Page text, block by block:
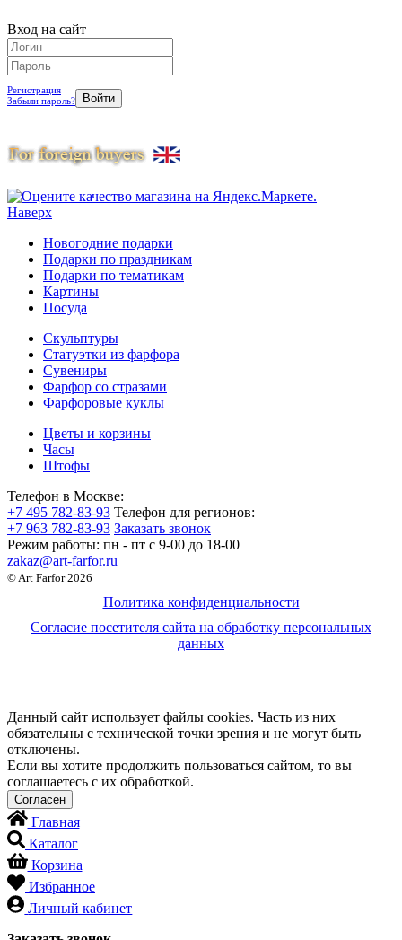
Вход на сайт
Регистрация
Забыли пароль?
Наверх
Новогодние подарки
Подарки по праздникам
Подарки по тематикам
Картины
Посуда
Скульптуры
Статуэтки из фарфора
Сувениры
Фарфор со стразами
Фарфоровые куклы
Цветы и корзины
Часы
Штофы
Телефон в Москве:
+7 495 782-83-93 Телефон для регионов:
+7 963 782-83-93 Заказать звонок
Режим работы: пн - пт c 9-00 до 18-00
zakaz@art-farfor.ru
© Art Farfor 2026
Политика конфиденциальности
Согласие посетителя сайта на обработку персональных
данных
Данный сайт использует файлы cookies. Часть из них
обязательны с технической точки зрения и не могут быть
отключены.
Если вы хотите продолжить пользоваться сайтом, то вы
соглашаетесь с их обработкой.
Главная
Каталог
Корзина
Избранное
Личный кабинет